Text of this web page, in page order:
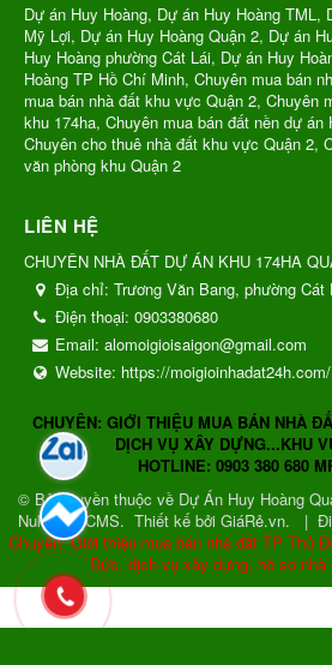
Dự án Huy Hoàng, Dự án Huy Hoàng TML,
Mỹ Lợi, Dự án Huy Hoàng Quận 2, Dự án
Huy Hoàng phường Cát Lái, Dự án Huy
Hoàng TP Hồ Chí Minh, Chuyên mua bán
mua bán nhà đất khu vực Quận 2, Chuyên
khu 174ha, Chuyên mua bán đất nền dự án
Chuyên cho thuê nhà đất khu vực Quận 2,
văn phòng khu Quận 2
LIÊN HỆ
CHUYÊN NHÀ ĐẤT DỰ ÁN KHU 174HA
Địa chỉ: Trương Văn Bang, phường
Điện thoại: 0903380680
Email: alomoigioisaigon@gmail.com
Website: https://moigioinhadat24h.com/
CHUYÊN: GIỚI THIỆU MUA BÁN NHÀ
DỊCH VỤ XÂY DỰNG...KHU
HOTLINE: 0903 380 680
© Bản quyền thuộc về Dự Án Huy Hoàng
NukeViet CMS. Thiết kế bởi GiáRẻ.vn. |
Chuyên: Giới thiệu mua bán nhà đất TP Thủ
Đức, dịch vụ xây dựng, hồ sơ